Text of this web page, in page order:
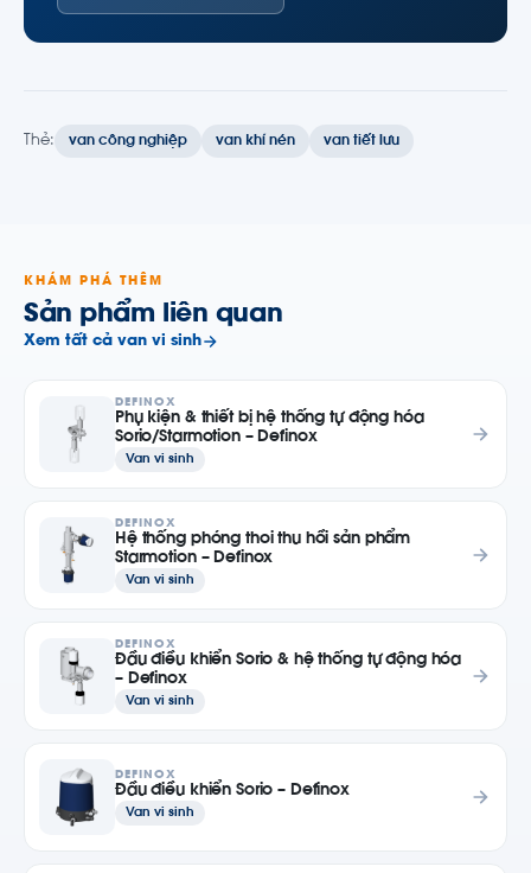
Thẻ: van công nghiệp van khí nén van tiết lưu
KHÁM PHÁ THÊM
Sản phẩm liên quan
Xem tất cả van vi sinh
DEFINOX
Phụ kiện & thiết bị hệ thống tự động hóa
Sorio/Starmotion – Definox
Van vi sinh
DEFINOX
Hệ thống phóng thoi thu hồi sản phẩm
Starmotion – Definox
Van vi sinh
DEFINOX
Đầu điều khiển Sorio & hệ thống tự động hóa
– Definox
Van vi sinh
DEFINOX
Đầu điều khiển Sorio – Definox
Van vi sinh